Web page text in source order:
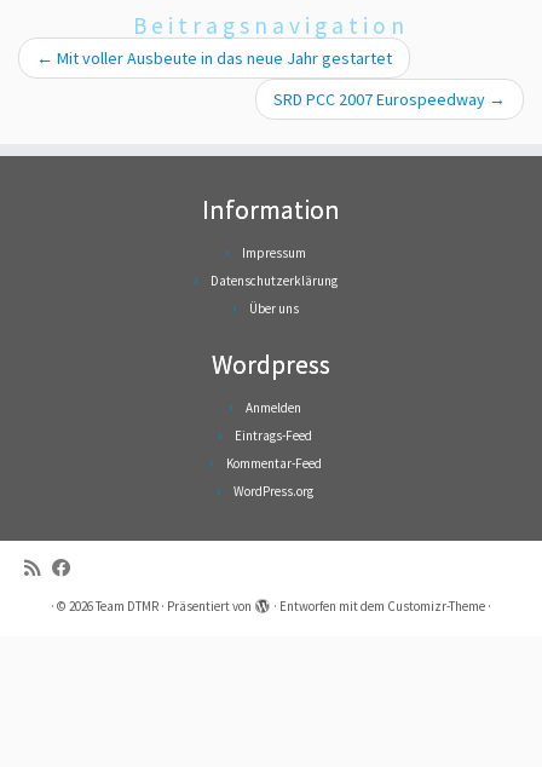
Beitragsnavigation
← Mit voller Ausbeute in das neue Jahr gestartet
SRD PCC 2007 Eurospeedway →
Information
Impressum
Datenschutzerklärung
Über uns
Wordpress
Anmelden
Eintrags-Feed
Kommentar-Feed
WordPress.org
· © 2026Team DTMR · Präsentiert von · Entworfen mit dem Customizr-Theme ·